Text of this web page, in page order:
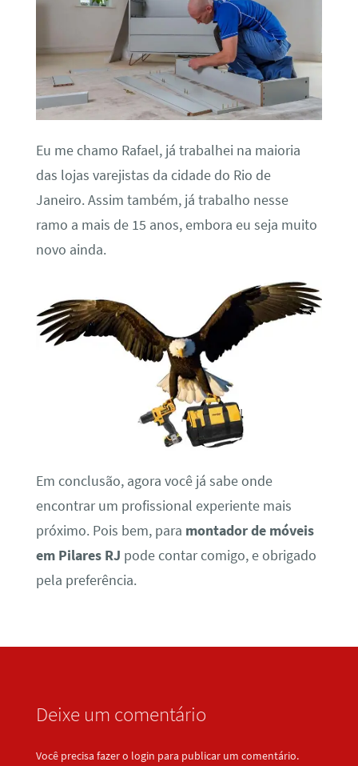
Eu me chamo Rafael, já trabalhei na maioria
das lojas varejistas da cidade do Rio de
Janeiro. Assim também, já trabalho nesse
ramo a mais de 15 anos, embora eu seja muito
novo ainda.
Em conclusão, agora você já sabe onde
encontrar um profissional experiente mais
próximo. Pois bem, para montador de móveis
em Pilares RJ pode contar comigo, e obrigado
pela preferência.
Deixe um comentário
Você precisa fazer o login para publicar um comentário.